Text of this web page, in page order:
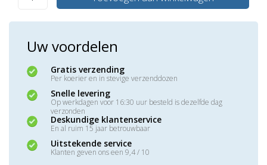
Uw voordelen
Gratis verzending
Per koerier en in stevige verzenddozen
Snelle levering
Op werkdagen voor 16:30 uur besteld is dezelfde dag
verzonden
Deskundige klantenservice
En al ruim 15 jaar betrouwbaar
Uitstekende service
Klanten geven ons een 9,4 / 10